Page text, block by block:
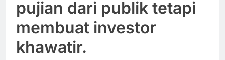
pujian dari publik tetapi
membuat investor
khawatir.